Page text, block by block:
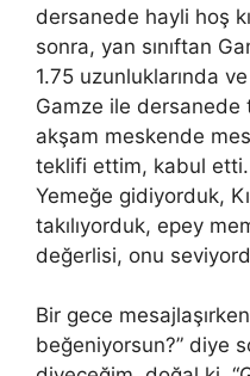
dersanede hayli hoş
sonra, yan sınıftan
1.75 uzunluklarında
Gamze ile dersanede
akşam meskende
teklifi ettim, kabul etti.
Yemeğe gidiyorduk,
takılıyorduk, epey
değerlisi, onu
Bir gece
beğeniyorsun?” diye